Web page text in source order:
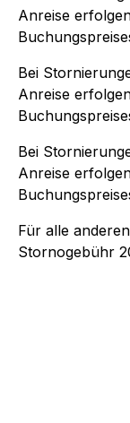
Anreise
Bei
Anreise
Bei
Anreise
Für alle
Stornogebühr